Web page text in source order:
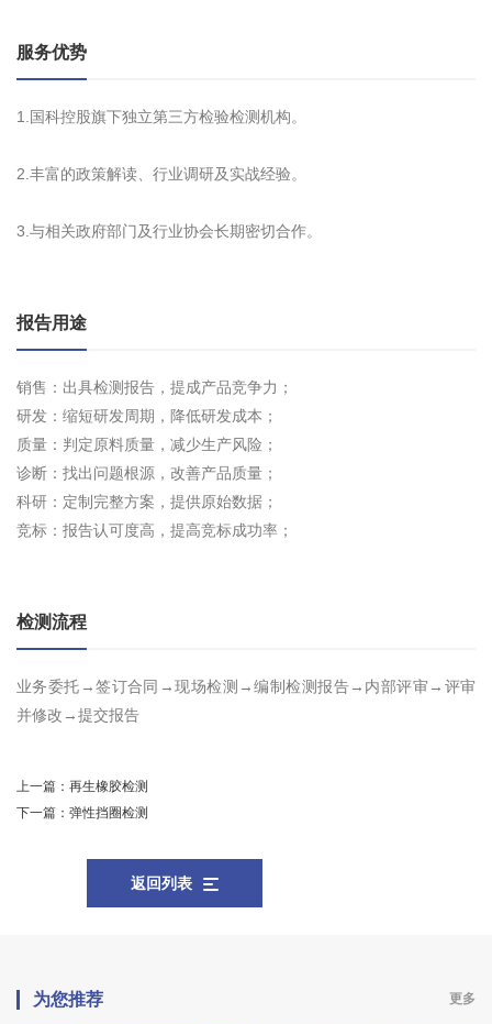
服务优势
1.国科控股旗下独立第三方检验检测机构。
2.丰富的政策解读、行业调研及实战经验。
3.与相关政府部门及行业协会长期密切合作。
报告用途
销售：出具检测报告，提成产品竞争力；
研发：缩短研发周期，降低研发成本；
质量：判定原料质量，减少生产风险；
诊断：找出问题根源，改善产品质量；
科研：定制完整方案，提供原始数据；
竞标：报告认可度高，提高竞标成功率；
检测流程
业务委托→签订合同→现场检测→编制检测报告→内部评审→评审
并修改→提交报告
上一篇： 再生橡胶检测
下一篇： 弹性挡圈检测
返回列表
为您推荐 更多